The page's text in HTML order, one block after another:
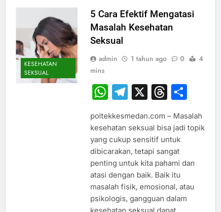
KESEHATAN
SEKSUAL
5 Cara Efektif Mengatasi
Masalah Kesehatan
Seksual
admin 1 tahun ago 0
4
mins
WhatsApp
Telegram
X
poltekkesmedan.com – Masalah
kesehatan seksual bisa jadi topik
yang cukup sensitif untuk
dibicarakan, tetapi sangat
penting untuk kita pahami dan
atasi dengan baik. Baik itu
masalah fisik, emosional, atau
psikologis, gangguan dalam